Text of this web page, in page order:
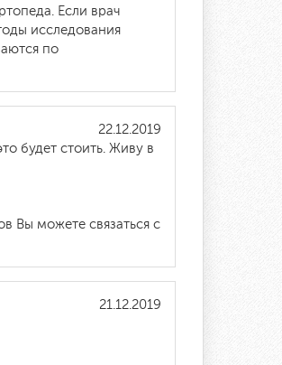
Если врач
исследования
по
22.12.2019
будет стоить. Живу в
Вы можете связаться с
21.12.2019